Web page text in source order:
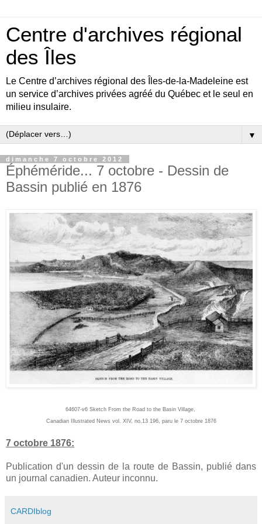
Centre d'archives régional
des Îles
Le Centre d’archives régional des Îles-de-la-Madeleine est
un service d’archives privées agréé du Québec et le seul en
milieu insulaire.
▼
dimanche 7 octobre 2012
Éphéméride... 7 octobre - Dessin de
Bassin publié en 1876
64607-v6 Sketch From the Road to the Basin Village,
Canadian Illustrated News vol. XIV, no.13 196, paru le 7 octobre 1876
7 octobre 1876:
Publication d'un dessin de la route de Bassin, publié dans
un journal canadien. Auteur inconnu.
CARDIblog